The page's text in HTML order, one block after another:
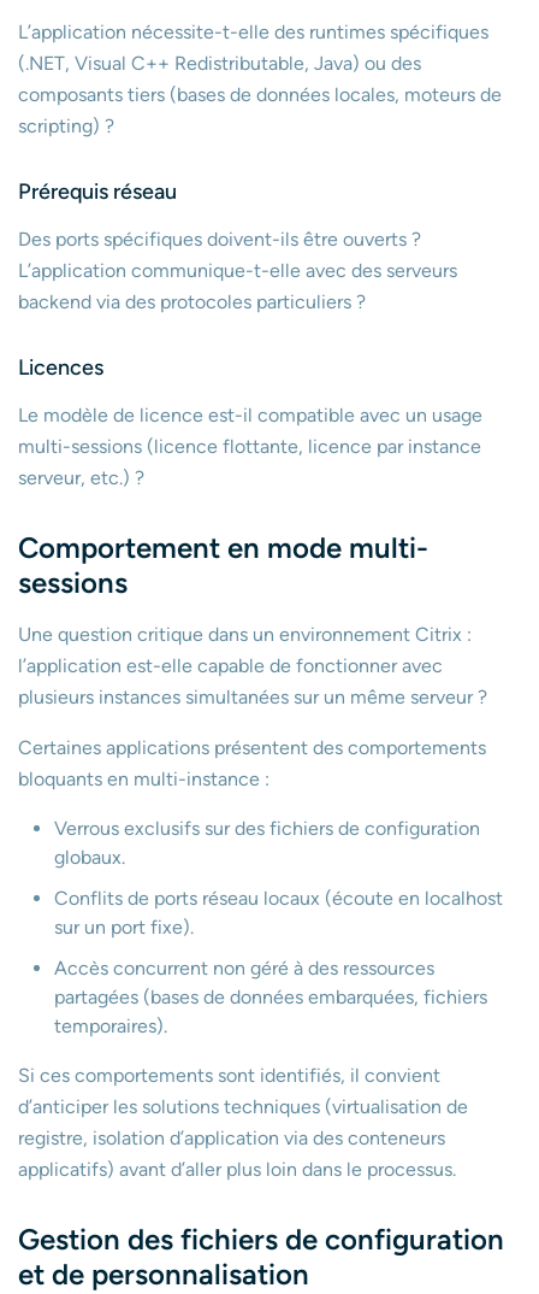
L’application nécessite-t-elle des runtimes spécifiques
(.NET, Visual C++ Redistributable, Java) ou des
composants tiers (bases de données locales, moteurs de
scripting) ?
Prérequis réseau
Des ports spécifiques doivent-ils être ouverts ?
L’application communique-t-elle avec des serveurs
backend via des protocoles particuliers ?
Licences
Le modèle de licence est-il compatible avec un usage
multi-sessions (licence flottante, licence par instance
serveur, etc.) ?
Comportement en mode multi-
sessions
Une question critique dans un environnement Citrix :
l’application est-elle capable de fonctionner avec
plusieurs instances simultanées sur un même serveur ?
Certaines applications présentent des comportements
bloquants en multi-instance :
Verrous exclusifs sur des fichiers de configuration
globaux.
Conflits de ports réseau locaux (écoute en localhost
sur un port fixe).
Accès concurrent non géré à des ressources
partagées (bases de données embarquées, fichiers
temporaires).
Si ces comportements sont identifiés, il convient
d’anticiper les solutions techniques (virtualisation de
registre, isolation d’application via des conteneurs
applicatifs) avant d’aller plus loin dans le processus.
Gestion des fichiers de configuration
et de personnalisation